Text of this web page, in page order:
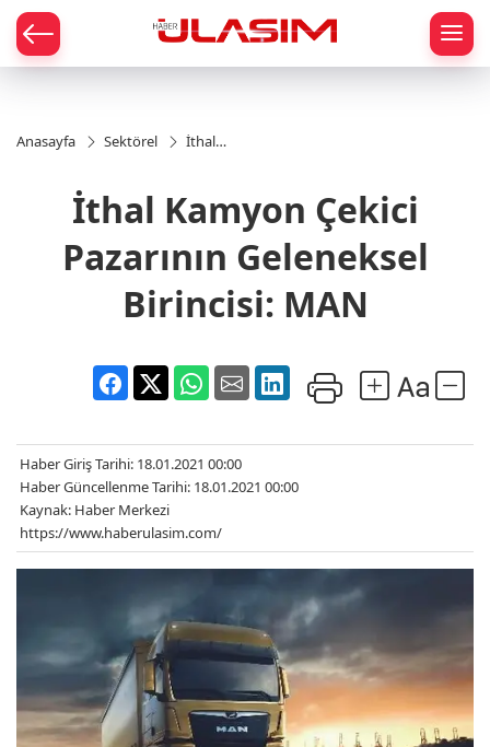
Anasayfa Sektörel
İthal
Pazarının
Geleneksel
MAN
İthal Kamyon Çekici
Pazarının Geleneksel
Birincisi: MAN
Haber Giriş Tarihi: 18.01.2021 00:00
Haber Güncellenme Tarihi: 18.01.2021 00:00
Kaynak: Haber Merkezi
https://www.haberulasim.com/